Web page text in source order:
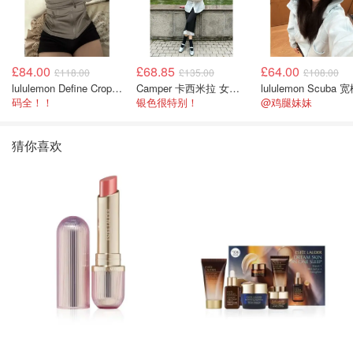
£84.00 £118.00
lululemon Define Cropped Jacket Nulu 短款夹克
码全！！
£68.85 £135.00
Camper 卡西米拉 女士鞋子
银色很特别！
£64.00 £108.00
@鸡腿妹妹
猜你喜欢